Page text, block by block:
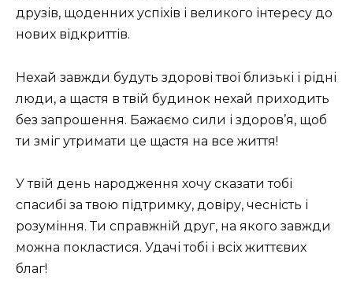
друзів, щоденних успіхів і великого інтересу до
нових відкриттів.
Нехай завжди будуть здорові твої близькі і рідні
люди, а щастя в твій будинок нехай приходить
без запрошення. Бажаємо сили і здоров’я, щоб
ти зміг утримати це щастя на все життя!
У твій день народження хочу сказати тобі
спасибі за твою підтримку, довіру, чесність і
розуміння. Ти справжній друг, на якого завжди
можна покластися. Удачі тобі і всіх життєвих
благ!